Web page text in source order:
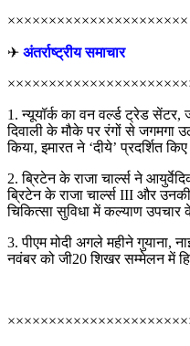
××××××××××××××××××××××
✈ अंतर्राष्ट्रीय समाचार
1. न्यूयॉर्क का वन वर्ल्ड ट्रेड
दिवाली के मौके पर रंगों से जगमगा
किया, इमारत ने ‘दीये’ प्रदर्शित
2. ब्रिटेन के राजा चार्ल्स ने
ब्रिटेन के राजा चार्ल्स III और
चिकित्सा सुविधा में कल्याण उपचार
3. पीएम मोदी अगले महीने गुयाना,
नवंबर को जी20 शिखर सम्मेलन में